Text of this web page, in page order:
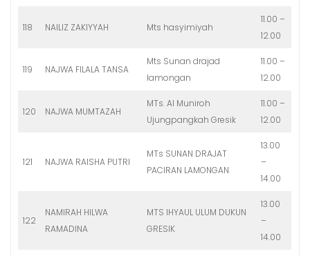
118 NAILIZ ZAKIYYAH Mts hasyimiyah
11.00 –
12.00
119 NAJWA FILALA TANSA
Mts Sunan drajad
lamongan
11.00 –
12.00
120 NAJWA MUMTAZAH
MTs. Al Muniroh
Ujungpangkah Gresik
11.00 –
12.00
121 NAJWA RAISHA PUTRI
MTs SUNAN DRAJAT
PACIRAN LAMONGAN
13.00
–
14.00
122
NAMIRAH HILWA
RAMADINA
MTS IHYAUL ULUM DUKUN
GRESIK
13.00
–
14.00